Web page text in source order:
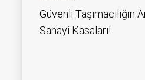
Güvenli Taşımacılığın
Sanayi Kasaları!